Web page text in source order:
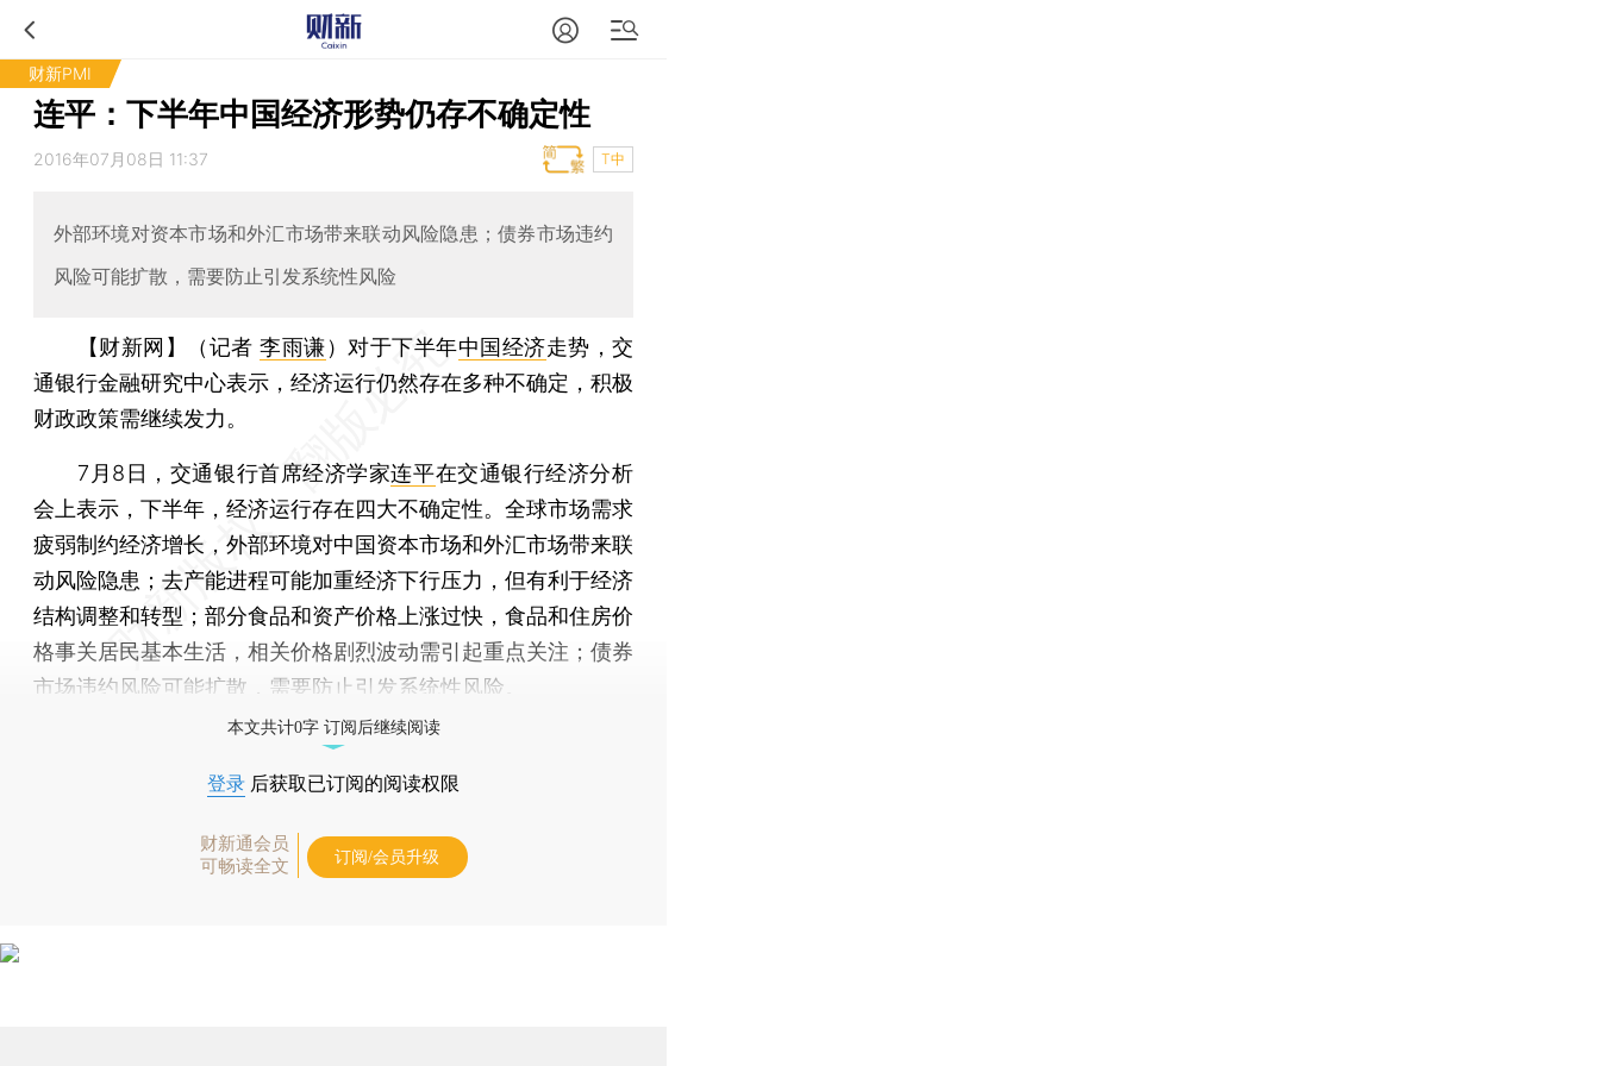
财新PMI
连平：下半年中国经济形势仍存不确定性
2016年07月08日 11:37 T中
外部环境对资本市场和外汇市场带来联动风险隐患；债券市场违约
风险可能扩散，需要防止引发系统性风险
【财新网】（记者李雨谦） 对于下半年中国经济走势，交
通银行金融研究中心表示，经济运行仍然存在多种不确定，积极
财政政策需继续发力。
7月8日，交通银行首席经济学家连平在交通银行经济分析
会上表示，下半年，经济运行存在四大不确定性。全球市场需求
疲弱制约经济增长，外部环境对中国资本市场和外汇市场带来联
动风险隐患；去产能进程可能加重经济下行压力，但有利于经济
结构调整和转型；部分食品和资产价格上涨过快，食品和住房价
格事关居民基本生活，相关价格剧烈波动需引起重点关注；债券
市场违约风险可能扩散，需要防止引发系统性风险。
本文共计0字 订阅后继续阅读
登录 后获取已订阅的阅读权限
财新通会员
可畅读全文
订阅/会员升级